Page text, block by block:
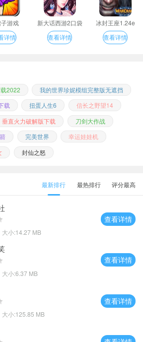
游戏
详情
新大话西游2口袋
版
查看详情
冰封王座1.24e
查看详情
2022
我的世界珍妮模组完整版无遮挡
载
扭蛋人生6
信长之野望14
垂直火力破解版下载
刀剑大作战
完美世界
幸运娃娃机
封仙之怒
最新排行 最热排行 评分最高
大小:14.27 MB
查看详情
大小:6.37 MB
查看详情
大小:125.85 MB
查看详情